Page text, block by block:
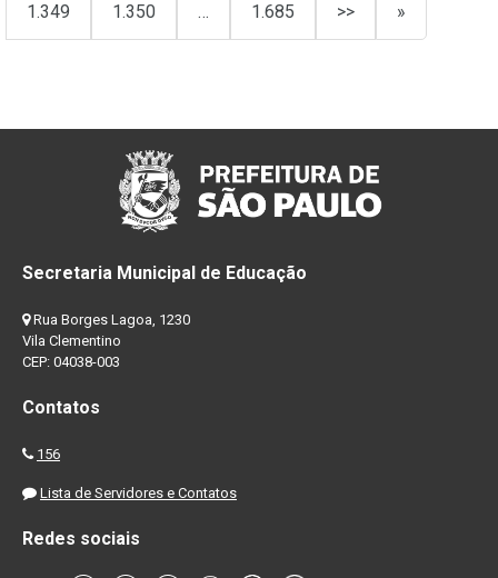
1.349 1.350 … 1.685 >> »
Secretaria Municipal de Educação
Rua Borges Lagoa, 1230
Vila Clementino
CEP: 04038-003
Contatos
156
Lista de Servidores e Contatos
Redes sociais